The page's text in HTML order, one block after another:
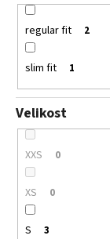
regular fit 2
slim fit 1
Velikost
XXS 0
XS 0
S 3